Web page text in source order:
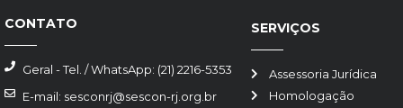
SERVIÇOS
Assessoria Jurídica
Homologação
CONTATO
Geral - Tel. / WhatsApp: (21) 2216-5353
E-mail: sesconrj@sescon-rj.org.br